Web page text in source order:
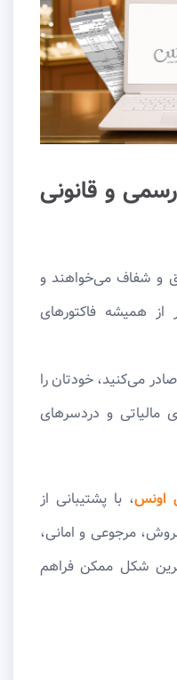
و قانونی
و شفاف می‌خواهند و
از همیشه فاکتورهای
می‌کنید، خودتان را
و دردسرهای
اونس، با پشتیبانی از
مرجوعی و امانی،
شکل ممکن فراهم